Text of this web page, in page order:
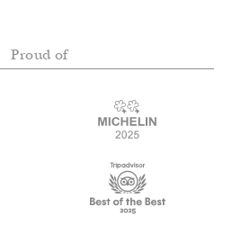
Proud of